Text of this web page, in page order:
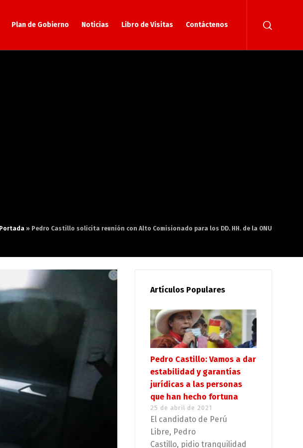
Plan de Gobierno Noticias Libro de Visitas Contáctenos
Portada » Pedro Castillo solicita reunión con Alto Comisionado para los DD. HH. de la ONU
Artículos Populares
Pedro Castillo: Vamos a dar
estabilidad y garantías
jurídicas a las personas
que han hecho fortuna
25 de abril de 2021
El candidato de Perú
Libre, Pedro
Castillo, pidio tranquilidad